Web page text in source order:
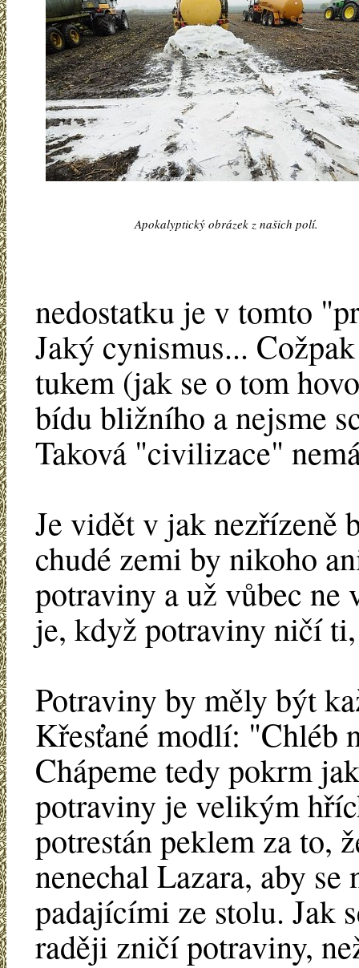
Apokalyptický obrázek z našich polí.
nedostatku je v tomto
Jaký cynismus...
tukem (jak se o tom
bídu bližního a nejsme
Taková "civilizace"
Je vidět v jak nezřízeně
chudé zemi by nikoho
potraviny a už vůbec ne
je, když potraviny ničí
Potraviny by měly být
Křesťané modlí: "Chléb
Chápeme tedy pokrm
potraviny je velikým
potrestán peklem za to,
nenechal Lazara, aby
padajícími ze stolu. Jak
raději zničí potraviny,